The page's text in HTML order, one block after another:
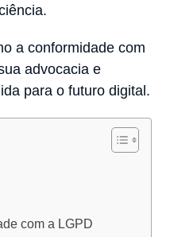
a conformidade com
advocacia e
para o futuro digital.
com a LGPD